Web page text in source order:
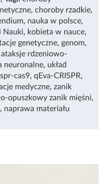
, choroby rzadkie,
, nauka w polsce,
Nauki, kobieta w nauce,
genetyczne, genom,
ataksje rdzeniowo-
neuronalne, układ
cas9, qEva-CRISPR,
medyczne, zanik
opuszkowy zanik mięśni,
, naprawa materiału